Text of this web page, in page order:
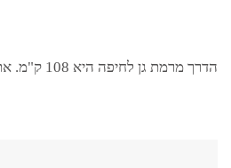
הדרך מרמת גן לחיפה היא 108 ק"מ. אתה תגיע ברכב שלנו עם נהג תוך 91 דקות. בחרו אנשי מקצוע, טיילו ברחבי ישראל עם ORMAX!